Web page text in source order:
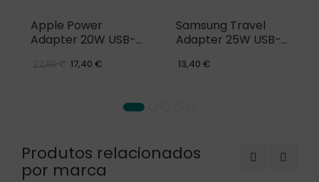
Apple Power
Adapter 20W USB-
22,90 € 17,40 €
Samsung Travel
Adapter 25W USB-
13,40 €
Produtos relacionados
por marca